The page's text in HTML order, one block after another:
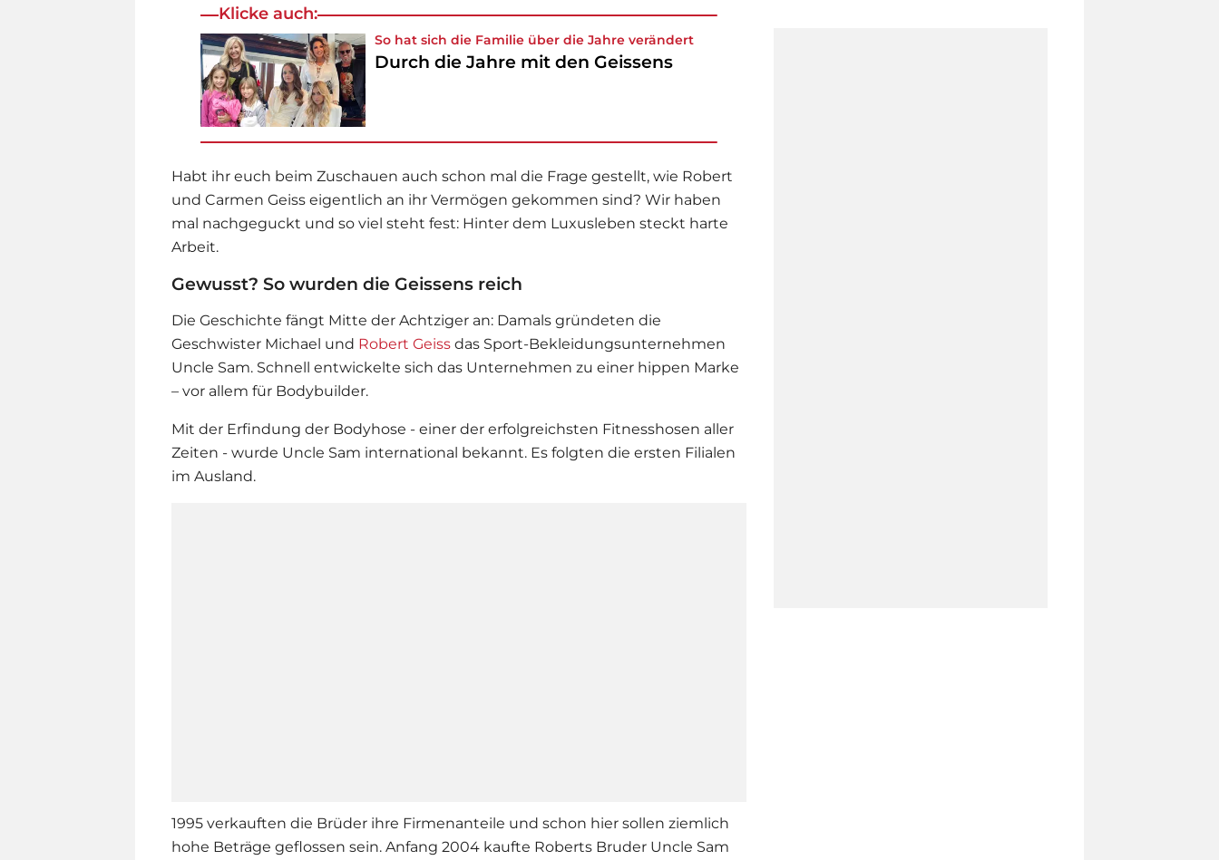
Klicke auch:
So hat sich die Familie über die Jahre verändert
Durch die Jahre mit den Geissens
Habt ihr euch beim Zuschauen auch schon mal die Frage gestellt, wie Robert
und Carmen Geiss eigentlich an ihr Vermögen gekommen sind? Wir haben
mal nachgeguckt und so viel steht fest: Hinter dem Luxusleben steckt harte
Arbeit.
Gewusst? So wurden die Geissens reich
Die Geschichte fängt Mitte der Achtziger an: Damals gründeten die
Geschwister Michael und Robert Geiss das Sport-Bekleidungsunternehmen
Uncle Sam. Schnell entwickelte sich das Unternehmen zu einer hippen Marke
– vor allem für Bodybuilder.
Mit der Erfindung der Bodyhose - einer der erfolgreichsten Fitnesshosen aller
Zeiten - wurde Uncle Sam international bekannt. Es folgten die ersten Filialen
im Ausland.
1995 verkauften die Brüder ihre Firmenanteile und schon hier sollen ziemlich
hohe Beträge geflossen sein. Anfang 2004 kaufte Roberts Bruder Uncle Sam